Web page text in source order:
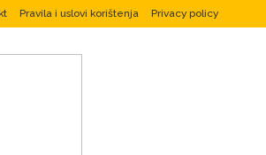
Pravila i uslovi korištenja Privacy policy